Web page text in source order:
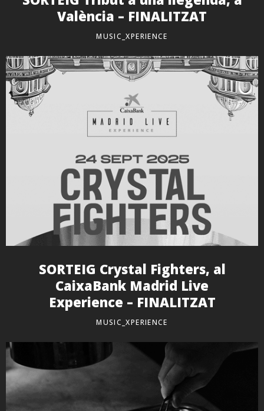
València – FINALITZAT
MUSIC_XPERIENCE
SORTEIG Crystal Fighters, al
CaixaBank Madrid Live
Experience – FINALITZAT
MUSIC_XPERIENCE